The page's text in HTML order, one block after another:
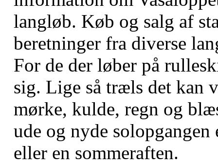
langløb. Køb og salg af
beretninger fra diverse
For de der løber på
sig. Lige så træls det kan
mørke, kulde, regn og
ude og nyde
eller en sommeraften.